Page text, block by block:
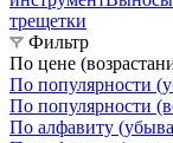
трещетки
Фильтр
По цене
По популярности
По популярности
По алфавиту